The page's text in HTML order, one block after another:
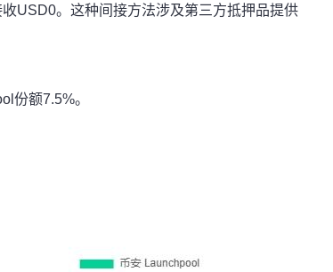
USD0。这种间接方法涉及第三方抵押品提供
份额7.5%。